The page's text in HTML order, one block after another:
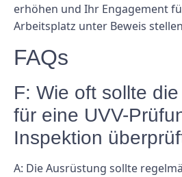
erhöhen und Ihr Engagement
Arbeitsplatz unter Beweis
FAQs
F: Wie oft sollte
für eine UVV-
Inspektion
A: Die Ausrüstung sollte